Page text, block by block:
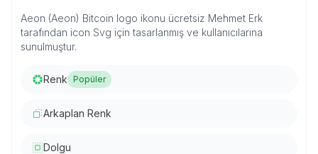
Aeon (Aeon) Bitcoin logo ikonu ücretsiz Mehmet Erk
tarafından icon Svg için tasarlanmış ve kullanıcılarına
sunulmuştur.
Renk Popüler
Arkaplan Renk
Dolgu